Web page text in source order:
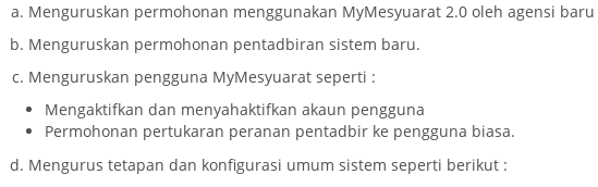
Menguruskan permohonan menggunakan MyMesyuarat 2.0 oleh agensi baru
Menguruskan permohonan pentadbiran sistem baru.
Menguruskan pengguna MyMesyuarat seperti :
Mengaktifkan dan menyahaktifkan akaun pengguna
Permohonan pertukaran peranan pentadbir ke pengguna biasa.
d. Mengurus tetapan dan konfigurasi umum sistem seperti berikut :